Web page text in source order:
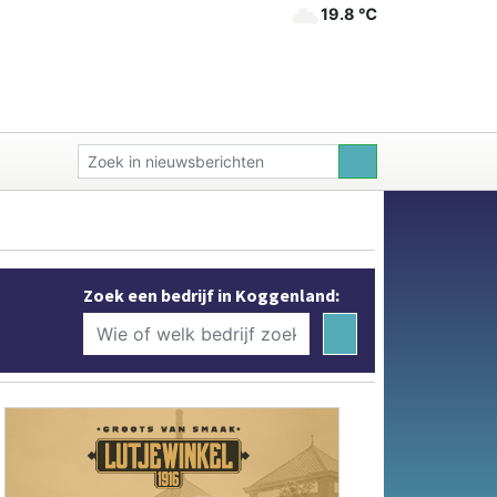
19.8 ℃
Zoek een bedrijf in Koggenland: